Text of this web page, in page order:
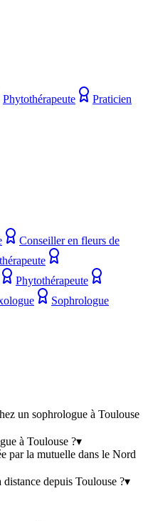
Phytothérapeute
Praticien
Conseiller en fleurs de
Phytothérapeute
Sophrologue
un sophrologue à Toulouse
à Toulouse ?▾
par la mutuelle dans le Nord
depuis Toulouse ?▾